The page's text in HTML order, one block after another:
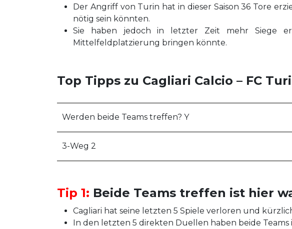
Der Angriff von Turin hat in dieser Saison 36 Tore
nötig sein könnten.
Sie haben jedoch in letzter Zeit mehr Siege
Mittelfeldplatzierung bringen könnte.
Top Tipps zu Cagliari Calcio – FC
Werden beide Teams treffen? Y
3-Weg 2
Tip 1: Beide Teams treffen ist hier
Cagliari hat seine letzten 5 Spiele verloren und
In den letzten 5 direkten Duellen haben beide Teams